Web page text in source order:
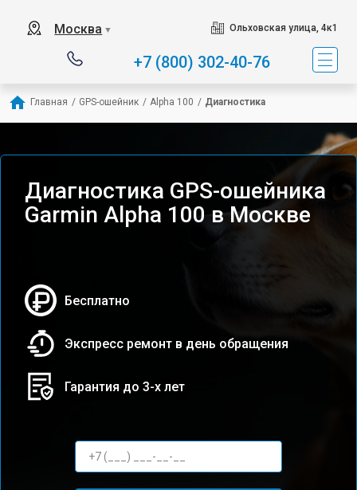
Москва ▼ Ольховская улица, 4к1
+7 (800) 302-40-76
Главная / GPS-ошейник / Alpha 100 / Диагностика
Диагностика GPS-ошейника
Garmin Alpha 100 в Москве
Бесплатно
Экспресс ремонт в день обращения
Гарантия до 3-х лет